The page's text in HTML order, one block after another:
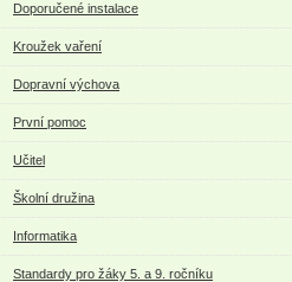
Doporučené instalace
Kroužek vaření
Dopravní výchova
První pomoc
Učitel
Školní družina
Informatika
Standardy pro žáky 5. a 9. ročníku